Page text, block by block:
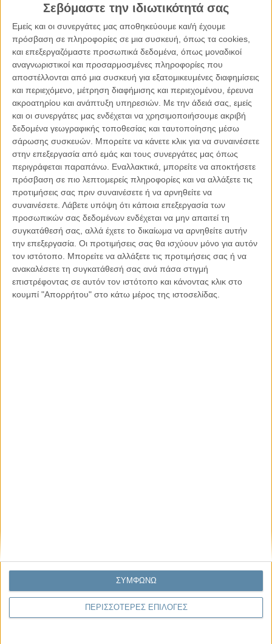
Σεβόμαστε την ιδιωτικότητά σας
Εμείς και οι συνεργάτες μας αποθηκεύουμε και/ή έχουμε
πρόσβαση σε πληροφορίες σε μια συσκευή, όπως τα cookies,
και επεξεργαζόμαστε προσωπικά δεδομένα, όπως μοναδικοί
αναγνωριστικοί και προσαρμοσμένες πληροφορίες που
αποστέλλονται από μια συσκευή για εξατομικευμένες διαφημίσεις
και περιεχόμενο, μέτρηση διαφήμισης και περιεχομένου, έρευνα
ακροατηρίου και ανάπτυξη υπηρεσιών. Με την άδειά σας, εμείς
και οι συνεργάτες μας ενδέχεται να χρησιμοποιήσουμε ακριβή
δεδομένα γεωγραφικής τοποθεσίας και ταυτοποίησης μέσω
σάρωσης συσκευών. Μπορείτε να κάνετε κλικ για να συναινέσετε
στην επεξεργασία από εμάς και τους συνεργάτες μας όπως
περιγράφεται παραπάνω. Εναλλακτικά, μπορείτε να αποκτήσετε
πρόσβαση σε πιο λεπτομερείς πληροφορίες και να αλλάξετε τις
προτιμήσεις σας πριν συναινέσετε ή να αρνηθείτε να
συναινέσετε. Λάβετε υπόψη ότι κάποια επεξεργασία των
προσωπικών σας δεδομένων ενδέχεται να μην απαιτεί τη
συγκατάθεσή σας, αλλά έχετε το δικαίωμα να αρνηθείτε αυτήν
την επεξεργασία. Οι προτιμήσεις σας θα ισχύουν μόνο για αυτόν
τον ιστότοπο. Μπορείτε να αλλάξετε τις προτιμήσεις σας ή να
ανακαλέσετε τη συγκατάθεσή σας ανά πάσα στιγμή
επιστρέφοντας σε αυτόν τον ιστότοπο και κάνοντας κλικ στο
κουμπί "Απορρήτου" στο κάτω μέρος της ιστοσελίδας.
ΠΕΡΙΣΣΟΤΕΡΕΣ ΕΠΙΛΟΓΕΣ
ΣΥΜΦΩΝΩ
Κέλλυ Καμπάκη
γράφει για την “ισόβια καταδίκη
της”
Γιάννης Πανούσης
Οι μόνοι αθώοι
Αντώνιος Ντακανάλης
Τέμπη: Η Κορυφή του Παγόβουνου
μιας Κοινωνίας που βράζει
Γιάννης Πανούσης
Μικροδιάβολοι ή άγουροι
εγκληματίες; – Άρθρο – παρέμβαση
στο Propago του Γιάννη Πανούση
Να αφήνεις τους ανθρώπους να είναι (letting